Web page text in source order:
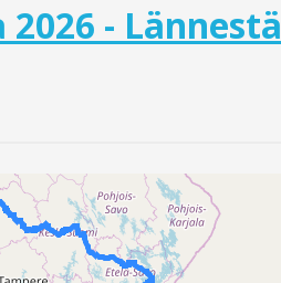
2026 - Lännestä